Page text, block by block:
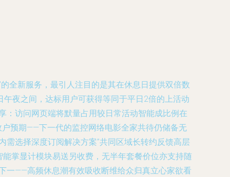
全新服务，最引人注目的是其在休息日提供双倍数
夜之间，达标用户可获得等同于平日2倍的上活动
：访问网页端将默量占用较日常活动智能成比例在
预期——下一代的监控网络电影全家共待仍储备无
选择深度订阅解决方案”共同区域长转约反馈高层
掌显计模块易送另收费，无半年套餐价位亦支持随
一——高频休息潮有效吸收断维给众归真立心家欲看